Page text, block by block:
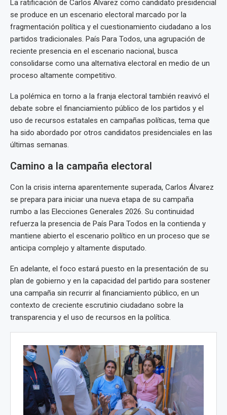
La ratificación de Carlos Álvarez como candidato presidencial
se produce en un escenario electoral marcado por la
fragmentación política y el cuestionamiento ciudadano a los
partidos tradicionales. País Para Todos, una agrupación de
reciente presencia en el escenario nacional, busca
consolidarse como una alternativa electoral en medio de un
proceso altamente competitivo.
La polémica en torno a la franja electoral también reavivó el
debate sobre el financiamiento público de los partidos y el
uso de recursos estatales en campañas políticas, tema que
ha sido abordado por otros candidatos presidenciales en las
últimas semanas.
Camino a la campaña electoral
Con la crisis interna aparentemente superada, Carlos Álvarez
se prepara para iniciar una nueva etapa de su campaña
rumbo a las Elecciones Generales 2026. Su continuidad
refuerza la presencia de País Para Todos en la contienda y
mantiene abierto el escenario político en un proceso que se
anticipa complejo y altamente disputado.
En adelante, el foco estará puesto en la presentación de su
plan de gobierno y en la capacidad del partido para sostener
una campaña sin recurrir al financiamiento público, en un
contexto de creciente escrutinio ciudadano sobre la
transparencia y el uso de recursos en la política.